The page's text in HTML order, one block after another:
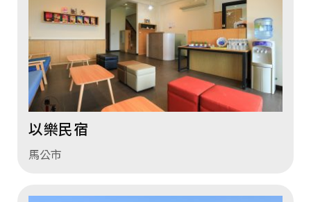
以樂民宿
馬公市